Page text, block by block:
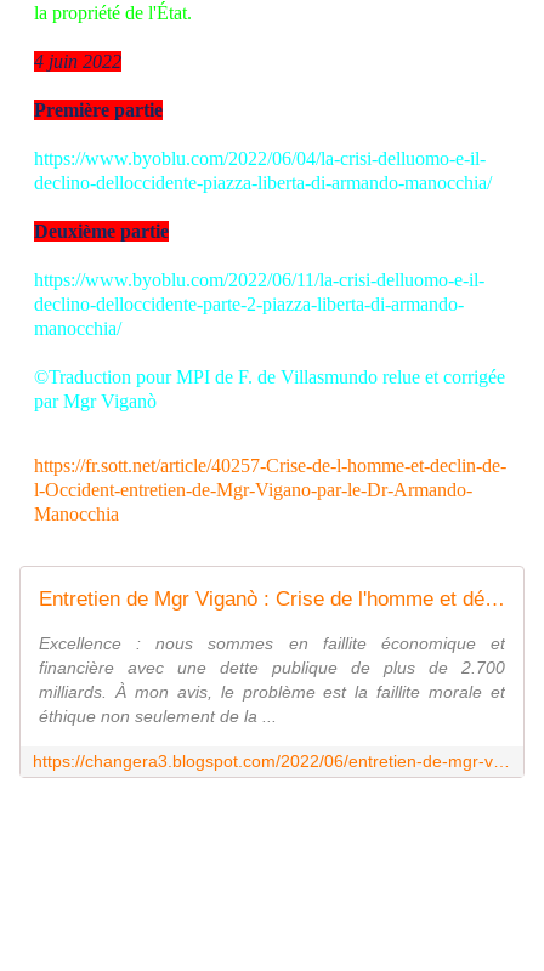
la propriété de l'État.
4 juin 2022
Première partie
https://www.byoblu.com/2022/06/04/la-crisi-delluomo-e-il-
declino-delloccidente-piazza-liberta-di-armando-manocchia/
Deuxième partie
https://www.byoblu.com/2022/06/11/la-crisi-delluomo-e-il-
declino-delloccidente-parte-2-piazza-liberta-di-armando-
manocchia/
©Traduction pour MPI de F. de Villasmundo relue et corrigée
par Mgr Viganò
https://fr.sott.net/article/40257-Crise-de-l-homme-et-declin-de-
l-Occident-entretien-de-Mgr-Vigano-par-le-Dr-Armando-
Manocchia
Entretien de Mgr Viganò : Crise de l'homme et déclin de l'Occident !
Excellence : nous sommes en faillite économique et
financière avec une dette publique de plus de 2.700
milliards. À mon avis, le problème est la faillite morale et
éthique non seulement de la ...